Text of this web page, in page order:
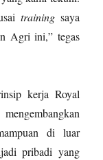
trainingsaya
Agri ini,” tegas
kerja Royal
di luar
pribadi yang